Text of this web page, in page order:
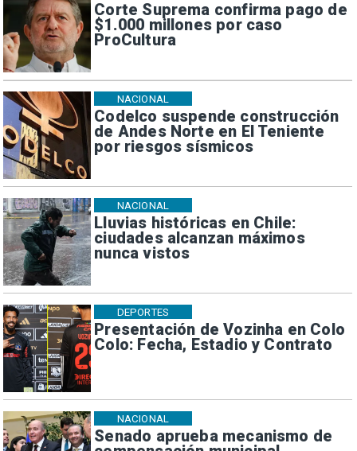
Corte Suprema confirma pago de
$1.000 millones por caso
ProCultura
Codelco suspende construcción
de Andes Norte en El Teniente
por riesgos sísmicos
NACIONAL
Lluvias históricas en Chile:
ciudades alcanzan máximos
nunca vistos
NACIONAL
Presentación de Vozinha en Colo
Colo: Fecha, Estadio y Contrato
DEPORTES
Senado aprueba mecanismo de
NACIONAL